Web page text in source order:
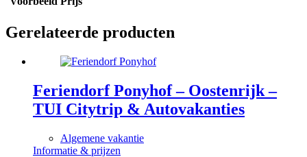
Gerelateerde producten
Feriendorf Ponyhof – Oostenrijk –
TUI Citytrip & Autovakanties
Algemene vakantie
Informatie & prijzen